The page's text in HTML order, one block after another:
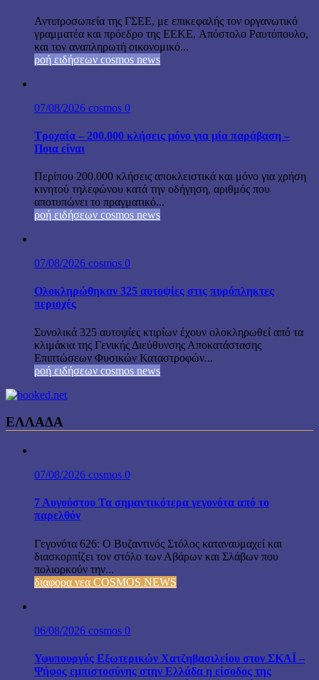
Αντιπροσωπεία της ΓΣΕΕ, με επικεφαλής τον οργανωτικό
γραμματέα και πρόεδρο της ΕΕΚΕ, Απόστολο Ραυτόπουλο,
και τον αναπληρωτή οικονομικό...
ροή ειδήσεων cosmos news
07/08/2026 cosmos 0
Τροχαία – 200.000 κλήσεις μόνο για μία παράβαση –
Ποια είναι
Περίπου 200.000 κλήσεις αποκλειστικά και μόνο για χρήση
κινητού τηλεφώνου κατά την οδήγηση, αριθμός που
αποτυπώνει το πραγματικό...
ροή ειδήσεων cosmos news
07/08/2026 cosmos 0
Ολοκληρώθηκαν 325 αυτοψίες στις πυρόπληκτες
περιοχές
Συνολικά 325 αυτοψίες κτιρίων έχουν ολοκληρωθεί από τα
κλιμάκια της Γενικής Διεύθυνσης Αποκατάστασης
Επιπτώσεων Φυσικών Καταστροφών...
ροή ειδήσεων cosmos news
ΕΛΛΑΔΑ
07/08/2026 cosmos 0
7 Αυγούστου Τα σημαντικότερα γεγονότα από το
παρελθόν
Γεγονότα 626: Ο Βυζαντινός Στόλος καταναυμαχεί και
διασκορπίζει τον στόλο των Αβάρων και Σλάβων που
πολιορκούν την...
διαφορα νεα COSMOS NEWS
06/08/2026 cosmos 0
Υφυπουργός Εξωτερικών Χατζηβασιλείου στον ΣΚΑΪ –
Ψήφος εμπιστοσύνης στην Ελλάδα η είσοδος της